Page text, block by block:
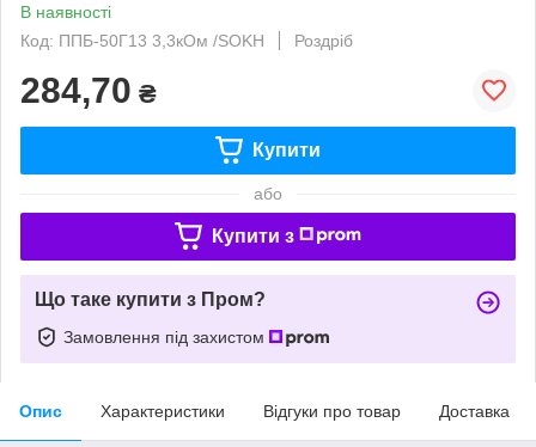
В наявності
Код: ППБ-50Г13 3,3кОм /SOKH
Роздріб
284,70 ₴
Купити
або
Купити з
Що таке купити з Пром?
Замовлення під захистом
Опис Характеристики Відгуки про товар Доставка